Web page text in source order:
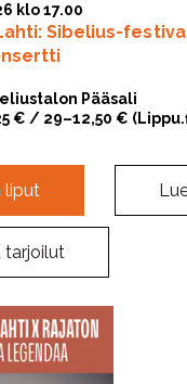
klo 17.00
Sibelius-
Pääsali
€ / 29–12,50 €
liput
tarjoilut